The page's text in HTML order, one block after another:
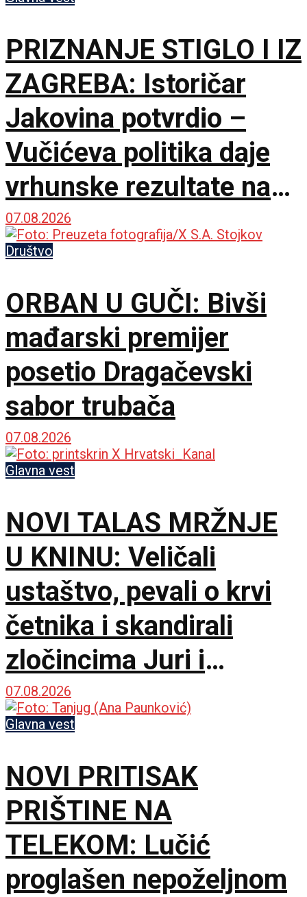
PRIZNANJE STIGLO I IZ
ZAGREBA: Istoričar
Jakovina potvrdio –
Vučićeva politika daje
vrhunske rezultate na
međunarodnoj sceni
07.08.2026
Društvo
ORBAN U GUČI: Bivši
mađarski premijer
posetio Dragačevski
sabor trubača
07.08.2026
Glavna vest
NOVI TALAS MRŽNJE
U KNINU: Veličali
ustaštvo, pevali o krvi
četnika i skandirali
zločincima Juri i
Bobanu
07.08.2026
Glavna vest
NOVI PRITISAK
PRIŠTINE NA
TELEKOM: Lučić
proglašen nepoželjnom